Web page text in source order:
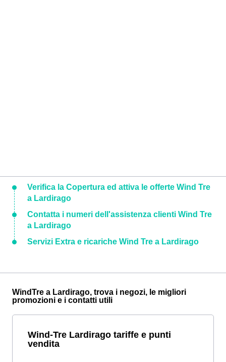
Verifica la Copertura ed attiva le offerte Wind Tre
a Lardirago
Contatta i numeri dell'assistenza clienti Wind Tre
a Lardirago
Servizi Extra e ricariche Wind Tre a Lardirago
WindTre a Lardirago, trova i negozi, le migliori
promozioni e i contatti utili
Wind-Tre Lardirago tariffe e punti
vendita